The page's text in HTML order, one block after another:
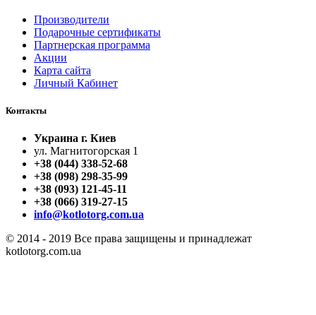
Производители
Подарочные сертификаты
Партнерская программа
Акции
Карта сайта
Личный Кабинет
Контакты
Украина г. Киев
ул. Магнитогорская 1
+38 (044) 338-52-68
+38 (098) 298-35-99
+38 (093) 121-45-11
+38 (066) 319-27-15
info@kotlotorg.com.ua
© 2014 - 2019 Все права защищены и принадлежат
kotlotorg.com.ua